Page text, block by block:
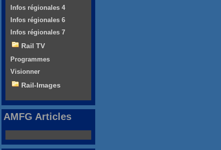
Infos régionales 4
Infos régionales 6
Infos régionales 7
Rail TV
Programmes
Visionner
Rail-Images
AMFG Articles